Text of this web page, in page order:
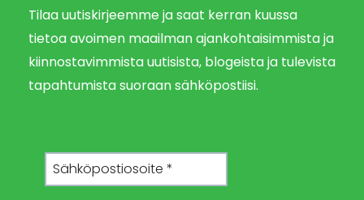
Tilaa uutiskirjeemme ja saat kerran kuussa
tietoa avoimen maailman ajankohtaisimmista ja
kiinnostavimmista uutisista, blogeista ja tulevista
tapahtumista suoraan sähköpostiisi.